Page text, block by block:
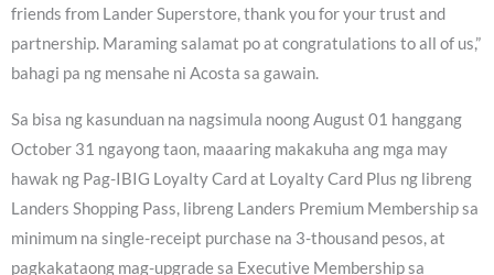
friends from Lander Superstore, thank you for your trust and
partnership. Maraming salamat po at congratulations to all of us,”
bahagi pa ng mensahe ni Acosta sa gawain.
Sa bisa ng kasunduan na nagsimula noong August 01 hanggang
October 31 ngayong taon, maaaring makakuha ang mga may
hawak ng Pag-IBIG Loyalty Card at Loyalty Card Plus ng libreng
Landers Shopping Pass, libreng Landers Premium Membership sa
minimum na single-receipt purchase na 3-thousand pesos, at
pagkakataong mag-upgrade sa Executive Membership sa